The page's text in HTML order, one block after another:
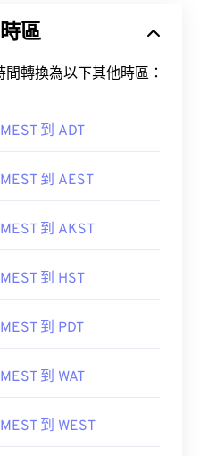
區
轉換為以下其他時區：
MEST 到 ADT
MEST 到 AEST
MEST 到 AKST
MEST 到 HST
MEST 到 PDT
MEST 到 WAT
MEST 到 WEST